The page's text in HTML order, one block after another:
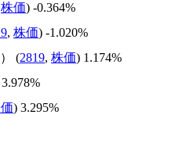
株価) -0.364%
, 株価) -1.020%
） (2819, 株価) 1.174%
) 3.295%